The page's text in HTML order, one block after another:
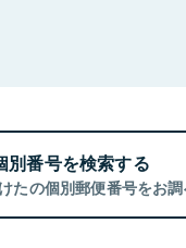
別番号を検索する
たの個別郵便番号をお調